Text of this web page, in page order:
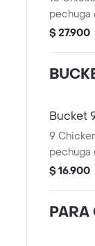
pechuga
queso , 4
$ 27.900
Bucket
9
pechuga
$ 16.900
PARA